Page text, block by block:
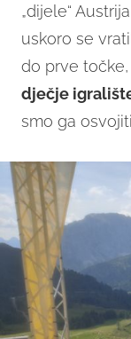
„dijele“
uskoro se
do prve
dječje
smo ga